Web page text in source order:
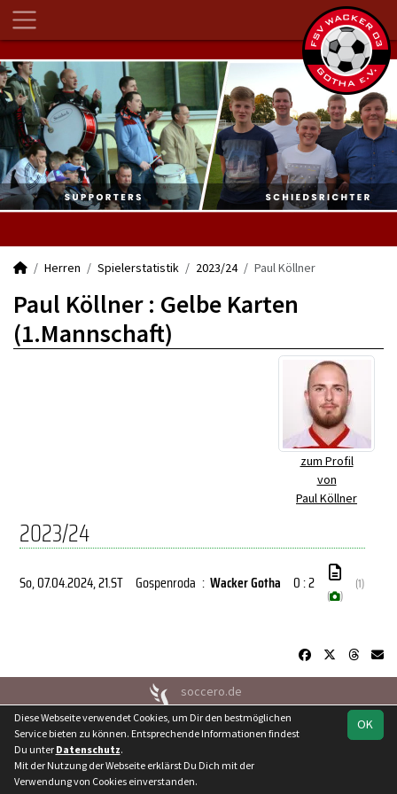
Herren Spielerstatistik 2023/24 Paul Köllner
Paul Köllner : Gelbe Karten
(1.Mannschaft)
zum Profil
von
Paul Köllner
2023/24
So, 07.04.2024, 21.ST Gospenroda : Wacker Gotha 0 : 2
( )
(1)
soccero.de
© 2006 - 2026
Besucherstatistik Kontakt Geburtstage
Impressum
OK
Diese Webseite verwendet Cookies, um Dir den bestmöglichen
Service bieten zu können. Entsprechende Informationen findest
Du unter Datenschutz.
Mit der Nutzung der Webseite erklärst Du Dich mit der
Verwendung von Cookies einverstanden.